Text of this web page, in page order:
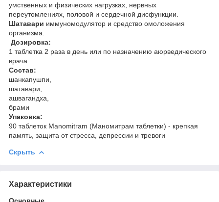
умственных и физических нагрузках, нервных
переутомлениях, половой и сердечной дисфункции.
Шатавари иммуномодулятор и средство омоложения
организма.
Дозировка:
1 таблетка 2 раза в день или по назначению аюрведического
врача.
Состав:
шанкапушпи,
шатавари,
ашвагандха,
брами
Упаковка:
90 таблеток Manomitram (Маномитрам таблетки) - крепкая
память, защита от стресса, депрессии и тревоги
Скрыть
Характеристики
Основные